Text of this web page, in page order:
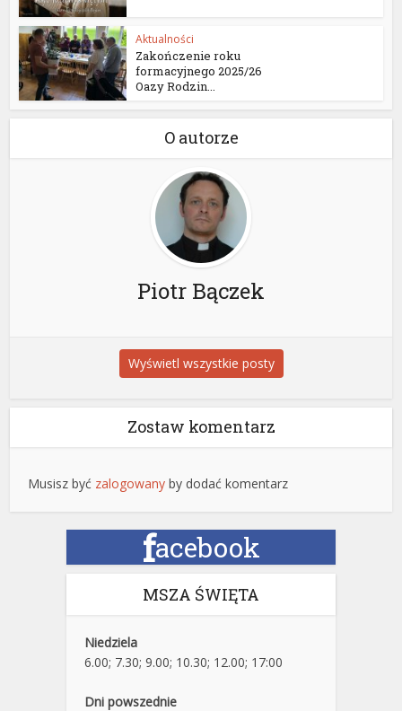
Aktualności
Zakończenie roku
formacyjnego 2025/26
Oazy Rodzin...
O autorze
Piotr Bączek
Wyświetl wszystkie posty
Zostaw komentarz
Musisz być zalogowany by dodać komentarz
facebook
MSZA ŚWIĘTA
Niedziela
6.00; 7.30; 9.00; 10.30; 12.00; 17:00
Dni powszednie